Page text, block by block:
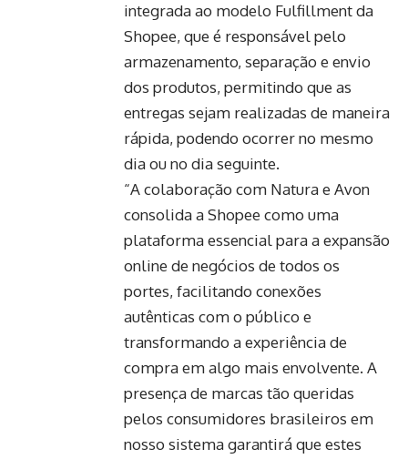
integrada ao modelo Fulfillment da
Shopee, que é responsável pelo
armazenamento, separação e envio
dos produtos, permitindo que as
entregas sejam realizadas de maneira
rápida, podendo ocorrer no mesmo
dia ou no dia seguinte.
“A colaboração com Natura e Avon
consolida a Shopee como uma
plataforma essencial para a expansão
online de negócios de todos os
portes, facilitando conexões
autênticas com o público e
transformando a experiência de
compra em algo mais envolvente. A
presença de marcas tão queridas
pelos consumidores brasileiros em
nosso sistema garantirá que estes